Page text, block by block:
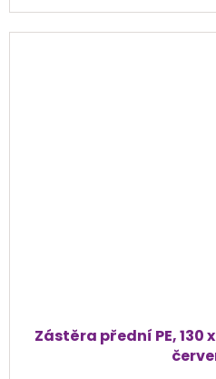
Zástěra přední PE, 130